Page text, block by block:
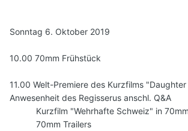
Sonntag 6. Oktober 2019
10.00 70mm Frühstück
11.00 Welt-Premiere des Kurzfilms
Anwesenheit des Regisserus anschl. Q&A
Kurzfilm "Wehrhafte Schweiz" in 70mm
70mm Trailers